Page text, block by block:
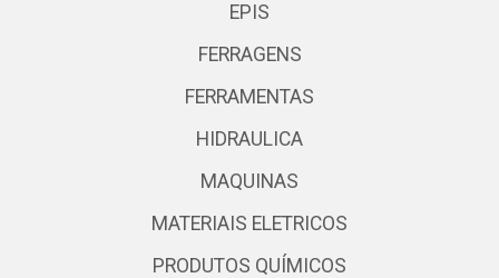
EPIS
FERRAGENS
FERRAMENTAS
HIDRAULICA
MAQUINAS
MATERIAIS ELETRICOS
PRODUTOS QUÍMICOS